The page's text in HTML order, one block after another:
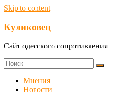
Skip to content
Куликовец
Сайт одесского сопротивления
Мнения
Новости